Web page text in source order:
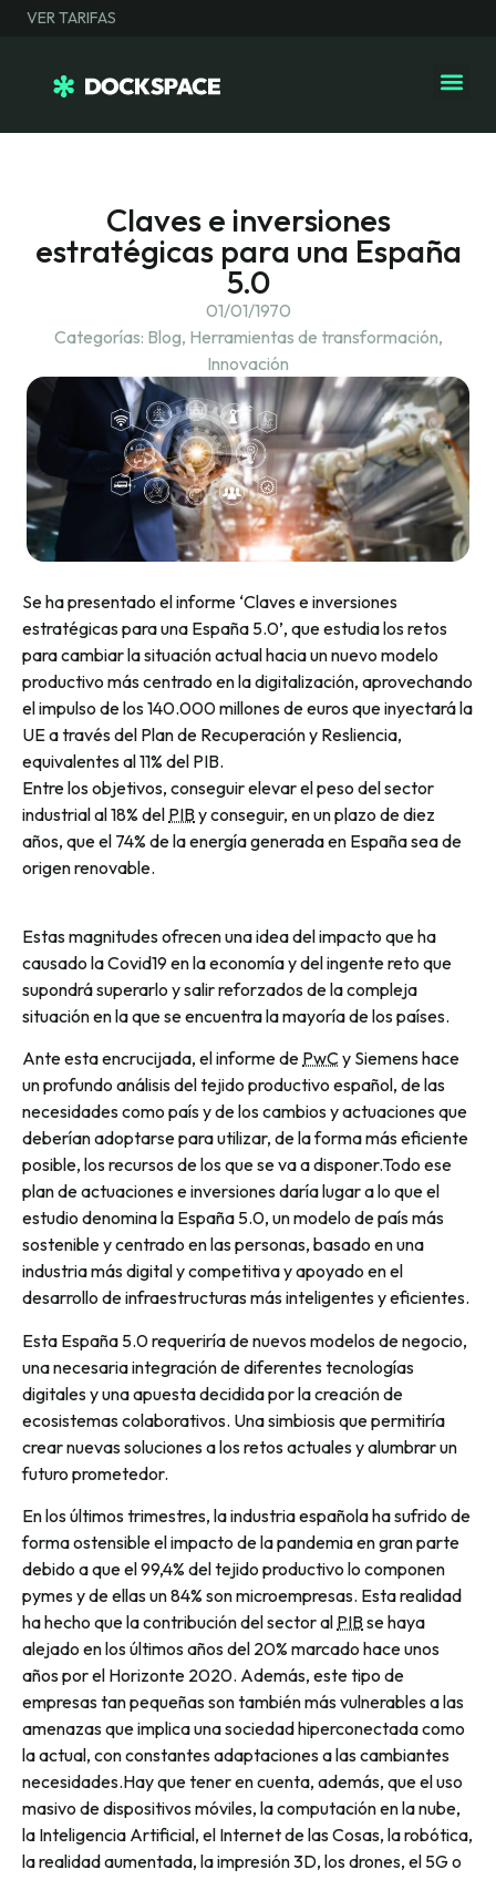
VER TARIFAS
Claves e inversiones
estratégicas para una España
5.0
01/01/1970
Categorías: Blog, Herramientas de transformación,
Innovación
Se ha presentado el informe ‘Claves e inversiones
estratégicas para una España 5.0’, que estudia los retos
para cambiar la situación actual hacia un nuevo modelo
productivo más centrado en la digitalización, aprovechando
el impulso de los 140.000 millones de euros que inyectará la
UE a través del Plan de Recuperación y Resliencia,
equivalentes al 11% del PIB.
Entre los objetivos, conseguir elevar el peso del sector
industrial al 18% del PIBy conseguir, en un plazo de diez
años, que el 74% de la energía generada en España sea de
origen renovable.
Estas magnitudes ofrecen una idea del impacto que ha
causado laCovid19 en la economía y del ingente reto que
supondrá superarlo y salir reforzados de la compleja
situación en la que se encuentra la mayoría de los países.
Ante esta encrucijada, el informe de PwCy Siemens hace
un profundo análisis del tejido productivo español, de las
necesidades como país y de los cambios y actuaciones que
deberían adoptarse para utilizar, de la forma más eficiente
posible, los recursos de los que se va a disponer.Todo ese
plan de actuaciones e inversiones daría lugar a lo que el
estudio denomina la España 5.0, un modelo de país más
sostenible y centrado en las personas, basado en una
industria más digital y competitiva y apoyado en el
desarrollo de infraestructuras más inteligentes y eficientes.
Esta España 5.0 requeriría de nuevos modelos de negocio,
una necesaria integración de diferentes tecnologías
digitales y una apuesta decidida por la creación de
ecosistemas colaborativos. Una simbiosis que permitiría
crear nuevas soluciones a los retos actuales y alumbrar un
futuro prometedor.
En los últimos trimestres, la industria española ha sufrido de
forma ostensible el impacto de la pandemia en gran parte
debido a que el 99,4% del tejido productivo lo componen
pymesy de ellas un 84% son microempresas. Esta realidad
ha hecho que la contribución del sector al PIBse haya
alejado en los últimos años del 20% marcado hace unos
años por el Horizonte 2020. Además, este tipo de
empresas tan pequeñas son también más vulnerables a las
amenazas que implica una sociedad hiperconectada como
la actual, con constantes adaptaciones a las cambiantes
necesidades.Hay que tener en cuenta, además, que el uso
masivo de dispositivos móviles, la computación en la nube,
la Inteligencia Artificial, el Internet de las Cosas, la robótica,
la realidad aumentada, la impresión 3D, los drones, el 5G o